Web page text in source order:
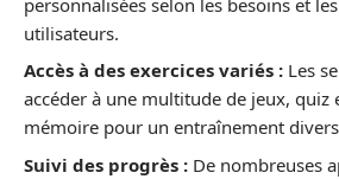
utilisateurs.
Accès à des exercices variés : Les
accéder à une multitude de jeux, quiz
mémoire pour un entraînement
Suivi des progrès : De nombreuses